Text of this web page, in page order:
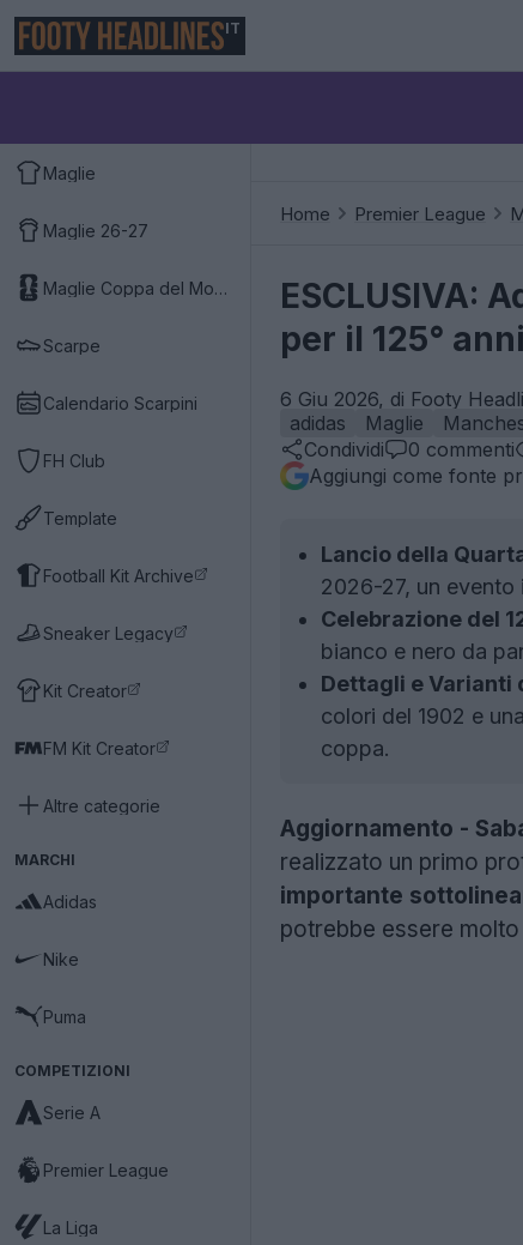
IT
Maglie
Maglie 26-27
Maglie Coppa del Mondo 2026
Scarpe
Calendario Scarpini
FH Club
Template
Football Kit Archive
Sneaker Legacy
Kit Creator
FM Kit Creator
Altre categorie
MARCHI
Adidas
Nike
Puma
COMPETIZIONI
Serie A
Premier League
La Liga
Home Premier League
ESCLUSIVA:
per il 125°
6 Giu 2026, di Footy
adidas
Maglie
Condividi
0 commenti
Aggiungi come fonte
Lancio della
2026-27, un evento
Celebrazione del
bianco e nero da
Dettagli e Varianti
colori del 1902 e
coppa.
Aggiornamento -
realizzato un primo
importante
potrebbe essere